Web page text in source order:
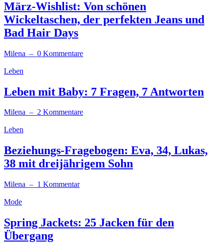
März-Wishlist: Von schönen
Wickeltaschen, der perfekten Jeans und
Bad Hair Days
Milena – 0 Kommentare
Leben
Leben mit Baby: 7 Fragen, 7 Antworten
Milena – 2 Kommentare
Leben
Beziehungs-Fragebogen: Eva, 34, Lukas,
38 mit dreijährigem Sohn
Milena – 1 Kommentar
Mode
Spring Jackets: 25 Jacken für den
Übergang